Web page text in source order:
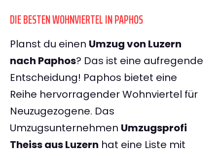
DIE BESTEN WOHNVIERTEL IN PAPHOS
Planst du einen Umzug von Luzern
nach Paphos? Das ist eine aufregende
Entscheidung! Paphos bietet eine
Reihe hervorragender Wohnviertel für
Neuzugezogene. Das
Umzugsunternehmen Umzugsprofi
Theiss aus Luzern hat eine Liste mit